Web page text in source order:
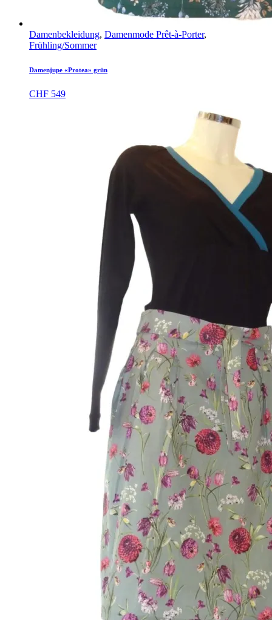
Damenbekleidung, Damenmode Prêt-à-Porter,
Frühling/Sommer
Damenjupe «Protea» grün
CHF 549